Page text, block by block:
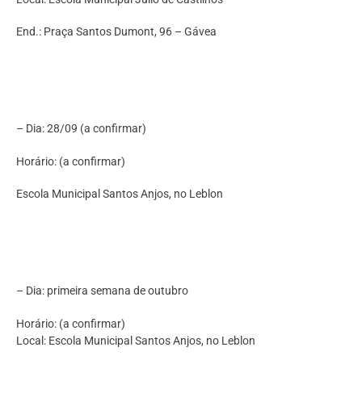
End.: Praça Santos Dumont, 96 – Gávea
– Dia: 28/09 (a confirmar)
Horário: (a confirmar)
Escola Municipal Santos Anjos, no Leblon
– Dia: primeira semana de outubro
Horário: (a confirmar)
Local: Escola Municipal Santos Anjos, no Leblon